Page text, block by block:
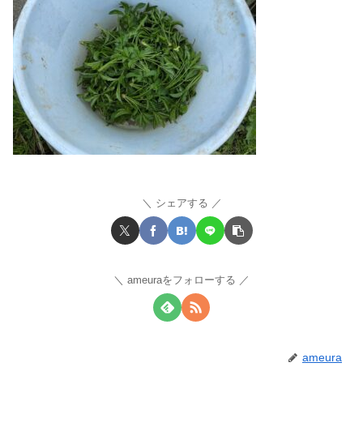
シェアする
ameuraをフォローする
ameura